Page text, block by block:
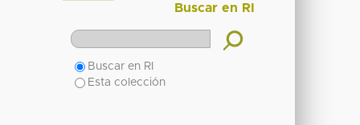
Buscar en RI
Buscar en RI
Esta colección